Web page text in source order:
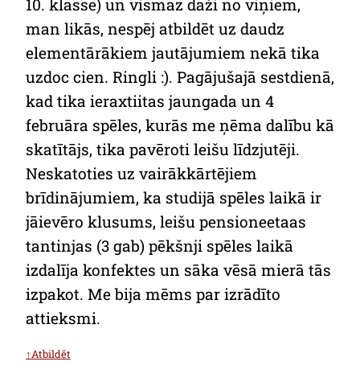
10. klasse) un vismaz daži no viņiem,
man likās, nespēj atbildēt uz daudz
elementārākiem jautājumiem nekā tika
uzdoc cien. Ringli :). Pagājušajā sestdienā,
kad tika ieraxtiitas jaungada un 4
februāra spēles, kurās me ņēma dalību kā
skatītājs, tika pavēroti leišu līdzjutēji.
Neskatoties uz vairākkārtējiem
brīdinājumiem, ka studijā spēles laikā ir
jāievēro klusums, leišu pensioneetaas
tantinjas (3 gab) pēkšnji spēles laikā
izdalīja konfektes un sāka vēsā mierā tās
izpakot. Me bija mēms par izrādīto
attieksmi.
↑Atbildēt